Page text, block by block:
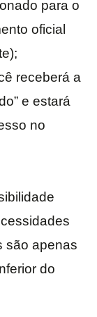
para o
oficial
receberá a
e estará
no
são apenas
do